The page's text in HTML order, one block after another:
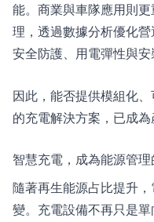
能。商業與車隊應用則
理，透過數據分析優化
安全防護、用電彈性與安
因此，能否提供模組化
的充電解決方案，已成為
智慧充電，成為能源管
隨著再生能源占比提升
變。充電設備不再只是